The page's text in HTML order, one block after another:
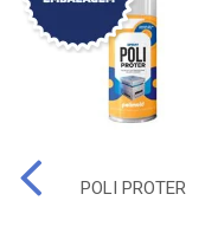
POLI PROTER